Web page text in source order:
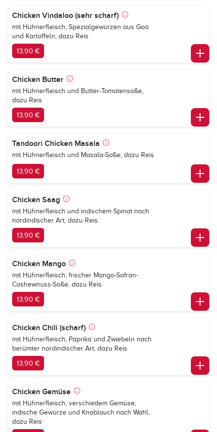
Chicken Vindaloo (sehr scharf)
mit Hühnerfleisch, Spezialgewürzen aus Goa
und Kartoffeln, dazu Reis
13,90 €
Chicken Butter
mit Hühnerfleisch und Butter-Tomatensoße,
dazu Reis
13,90 €
Tandoori Chicken Masala
mit Hühnerfleisch und Masala-Soße, dazu Reis
13,90 €
Chicken Saag
mit Hühnerfleisch und indischem Spinat nach
nordindischer Art, dazu Reis
13,90 €
Chicken Mango
mit Hühnerfleisch, frischer Mango-Safran-
Cashewnuss-Soße, dazu Reis
13,90 €
Chicken Chili (scharf)
mit Hühnerfleisch, Paprika und Zwiebeln nach
berümter nordindischer Art, dazu Reis
13,90 €
Chicken Gemüse
mit Hühnerfleisch, verschiedem Gemüse,
indische Gewürze und Knoblauch nach Wahl,
dazu Reis